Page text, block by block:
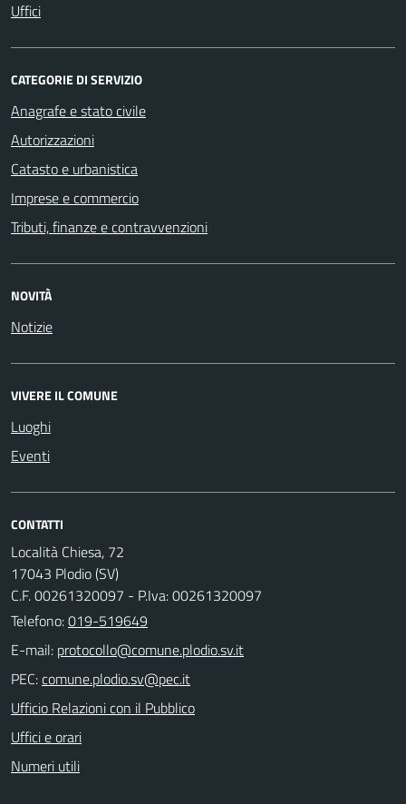
Uffici
CATEGORIE DI SERVIZIO
Anagrafe e stato civile
Autorizzazioni
Catasto e urbanistica
Imprese e commercio
Tributi, finanze e contravvenzioni
NOVITÀ
Notizie
VIVERE IL COMUNE
Luoghi
Eventi
CONTATTI
Località Chiesa, 72
17043 Plodio (SV)
C.F. 00261320097 - P.Iva: 00261320097
Telefono:019-519649
E-mail:
PEC:
Ufficio Relazioni con il Pubblico
Uffici e orari
Numeri utili